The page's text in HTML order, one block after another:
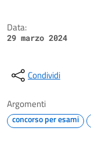
Data:
29 marzo 2024
Condividi
Argomenti
concorso per esami